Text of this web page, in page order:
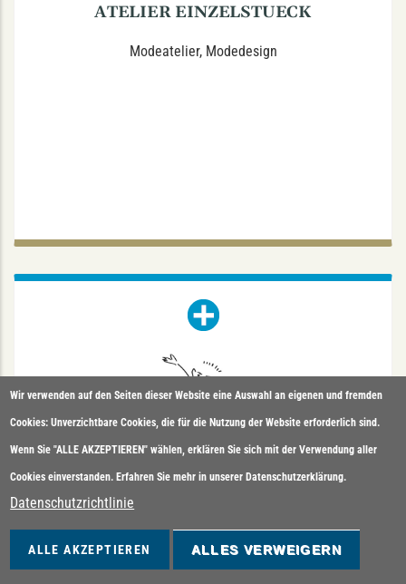
ATELIER EINZELSTUECK
Modeatelier, Modedesign
STEFFEN BECKMANN
STEFFEN BECKMANN
Tel.: (0251) 53558924
Wir verwenden auf den Seiten dieser Website eine Auswahl an eigenen und fremden
Cookies: Unverzichtbare Cookies, die für die Nutzung der Website erforderlich sind.
Wenn Sie "ALLE AKZEPTIEREN" wählen, erklären Sie sich mit der Verwendung aller
Cookies einverstanden. Erfahren Sie mehr in unserer Datenschutzerklärung.
Datenschutzrichtlinie
ALLE AKZEPTIEREN ALLES VERWEIGERN